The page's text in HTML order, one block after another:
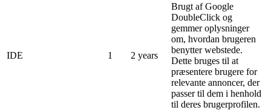
IDE 1 2 years
Brugt af Google
DoubleClick og
gemmer oplysninger
om, hvordan brugeren
benytter webstede.
Dette bruges til at
præsentere brugere for
relevante annoncer, der
passer til dem i henhold
til deres brugerprofilen.